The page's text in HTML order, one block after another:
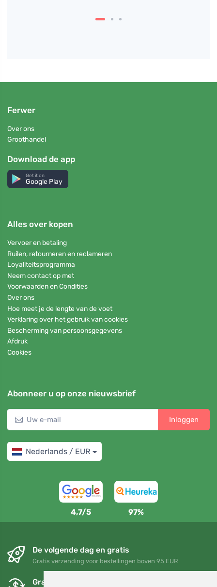
Ferwer
Over ons
Groothandel
Download de app
Get it on
Google Play
Alles over kopen
Vervoer en betaling
Ruilen, retourneren en reclameren
Loyaliteitsprogramma
Neem contact op met
Voorwaarden en Condities
Over ons
Hoe meet je de lengte van de voet
Verklaring over het gebruik van cookies
Bescherming van persoonsgegevens
Afdruk
Cookies
Abonneer u op onze nieuwsbrief
Inloggen
Nederlands / EUR
4,7/5 97%
De volgende dag en gratis
Gratis verzending voor bestellingen boven 95 EUR
Gratis ruilen en retourneren